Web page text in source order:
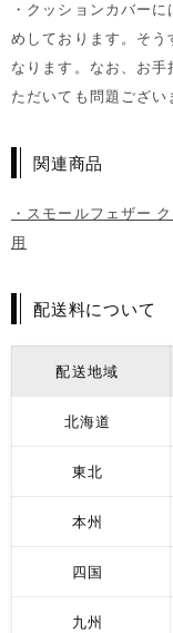
・クッションカバー
めしております。そ
なります。なお、お
ただいても問題ござい
関連商品
・スモールフェザー
用
配送料について
配送地域
北海道
東北
本州
四国
九州